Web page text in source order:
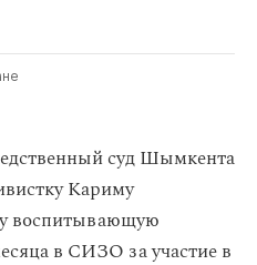
суд Шымкента
Кариму
воспитывающую
в СИЗО за участие в